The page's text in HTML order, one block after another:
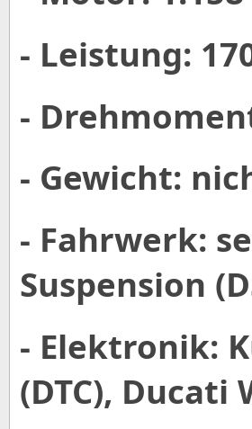
- Leistung:
-
- Gewicht:
- Fahrwerk:
Suspension
- Elektronik:
(DTC), Ducati